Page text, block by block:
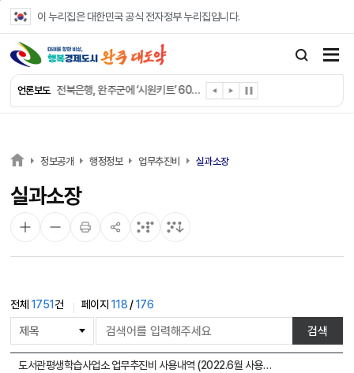
이 누리집은 대한민국 공식 전자정부 누리집입니다.
언론보도
완주 청소년, 삼성 임직원 만나 미래 진로 그린다
전북은행, 완주군에 ‘시원키트’ 60세트 기탁
㈜새눈, 완주군에 성금 1,000만 원 기탁
완주 미래라이온스, 경로당 냉장고 후원
정보공개 행정정보 업무추진비 실과소장
실과소장
전체 1751 건 페이지 118 /176
물
검색
도서관평생학습사업소 업무추진비 사용내역 (2022.6월 사용내역 없음)